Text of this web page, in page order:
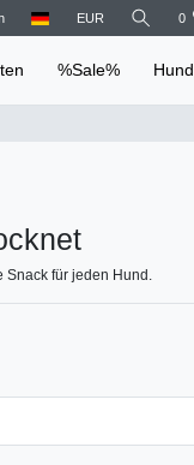
EUR 0
%Sale% Hund
Snack für jeden Hund.